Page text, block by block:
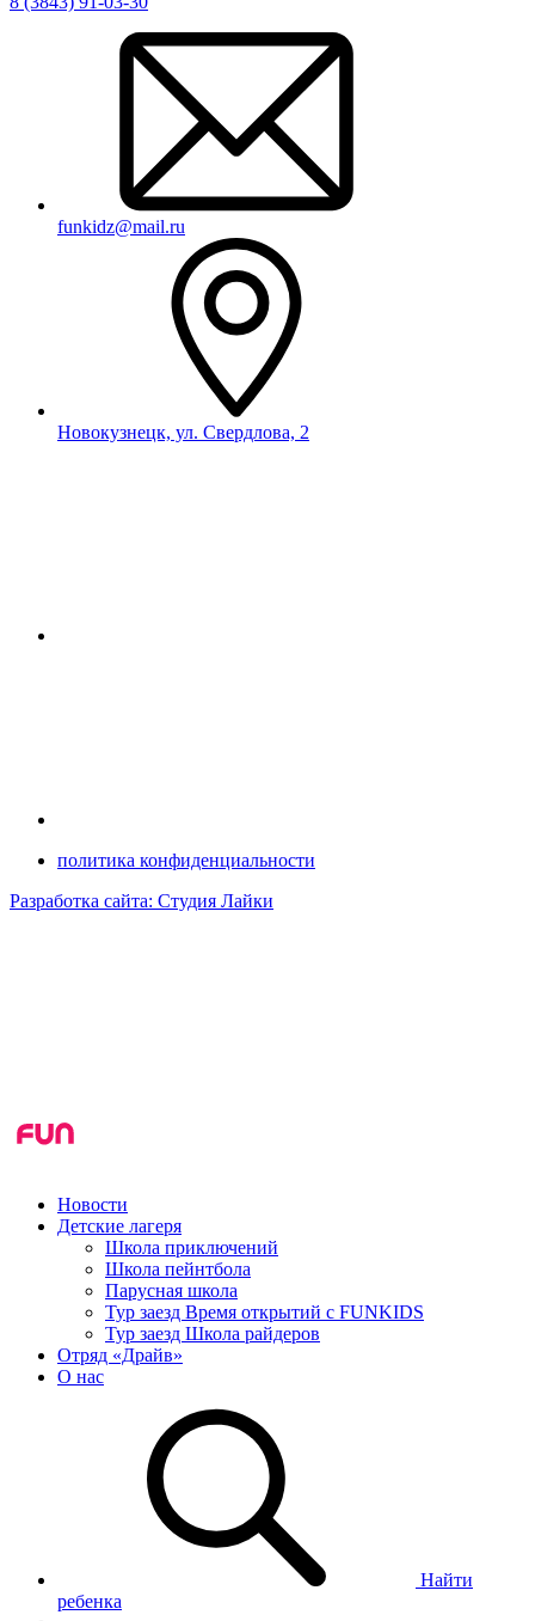
funkidz@mail.ru
Новокузнецк, ул. Свердлова, 2
политика конфиденциальности
Разработка сайта: Студия Лайки
Новости
Детские лагеря
Школа приключений
Школа пейнтбола
Парусная школа
Тур заезд Время открытий с FUNKIDS
Тур заезд Школа райдеров
Отряд «Драйв»
О нас
Найти
ребенка